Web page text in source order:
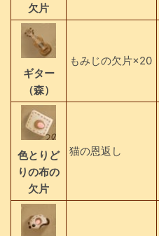
欠片
ギター
（森）
もみじの欠片×20
色とりど
りの布の
欠片
猫の恩返し